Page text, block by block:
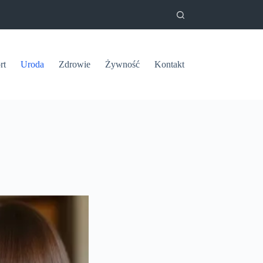
Uroda Zdrowie Żywność Kontakt